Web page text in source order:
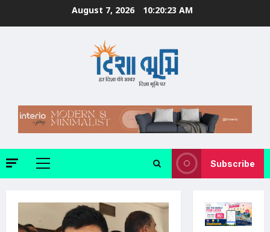
August 7, 2026 10:20:24 AM
Primary
Subscribe